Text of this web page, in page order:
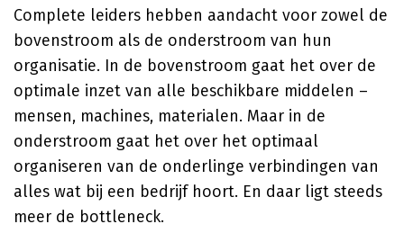
Complete leiders hebben aandacht voor zowel de
bovenstroom als de onderstroom van hun
organisatie. In de bovenstroom gaat het over de
optimale inzet van alle beschikbare middelen –
mensen, machines, materialen. Maar in de
onderstroom gaat het over het optimaal
organiseren van de onderlinge verbindingen van
alles wat bij een bedrijf hoort. En daar ligt steeds
meer de bottleneck.